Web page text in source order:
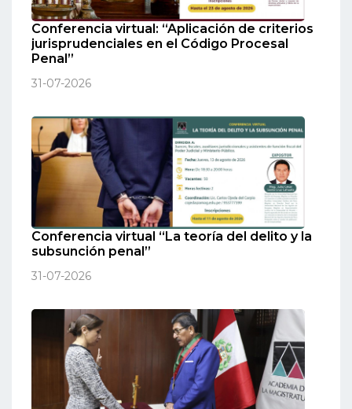
Conferencia virtual: “Aplicación de criterios
jurisprudenciales en el Código Procesal
Penal”
31-07-2026
Conferencia virtual “La teoría del delito y la
subsunción penal”
31-07-2026